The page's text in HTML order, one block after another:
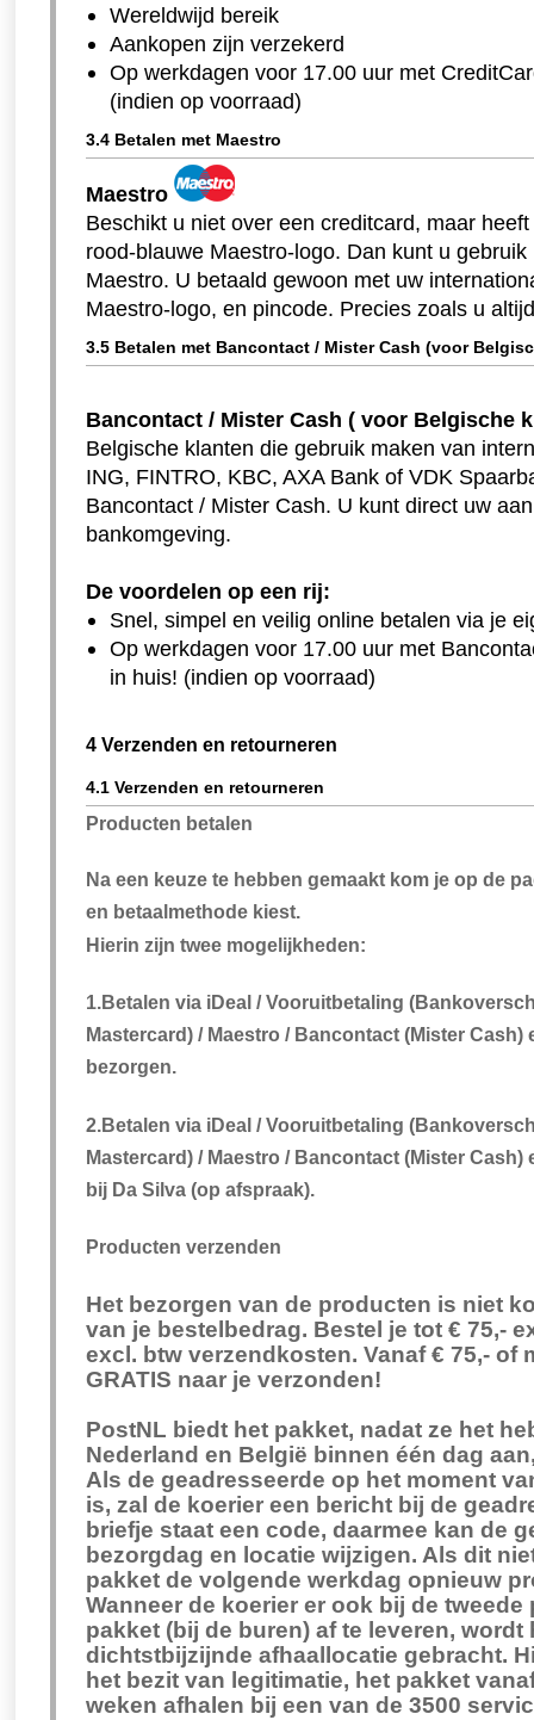
Wereldwijd bereik
Aankopen zijn verzekerd
Op werkdagen voor 17.00 uur met
(indien op voorraad)
3.4 Betalen met Maestro
Maestro
Beschikt u niet over een creditcard, maar
rood-blauwe Maestro-logo. Dan kunt u
Maestro. U betaald gewoon met uw
Maestro-logo, en pincode. Precies zoals u
3.5 Betalen met Bancontact / Mister Cash (voor
Bancontact / Mister Cash ( voor Belgische
Belgische klanten die gebruik maken van
ING, FINTRO, KBC, AXA Bank of VDK
Bancontact / Mister Cash. U kunt direct uw
bankomgeving.
De voordelen op een rij:
Snel, simpel en veilig online betalen via je
Op werkdagen voor 17.00 uur met
in huis! (indien op voorraad)
4 Verzenden en retourneren
4.1 Verzenden en retourneren
Producten betalen
Na een keuze te hebben gemaakt kom je op de
en betaalmethode kiest.
Hierin zijn twee mogelijkheden:
1.Betalen via iDeal / Vooruitbetaling
Mastercard) / Maestro / Bancontact (Mister
bezorgen.
2.Betalen via iDeal / Vooruitbetaling
Mastercard) / Maestro / Bancontact (Mister
bij Da Silva (op afspraak).
Producten verzenden
Het bezorgen van de producten is niet
van je bestelbedrag. Bestel je tot € 75,-
excl. btw verzendkosten. Vanaf € 75,- of
GRATIS naar je verzonden!
PostNL biedt het pakket, nadat ze het
Nederland en België binnen één dag
Als de geadresseerde op het moment
is, zal de koerier een bericht bij de
briefje staat een code, daarmee kan de
bezorgdag en locatie wijzigen. Als dit
pakket de volgende werkdag opnieuw
Wanneer de koerier er ook bij de
pakket (bij de buren) af te leveren, wordt
dichtstbijzijnde afhaallocatie gebracht.
het bezit van legitimatie, het pakket
weken afhalen bij een van de 3500